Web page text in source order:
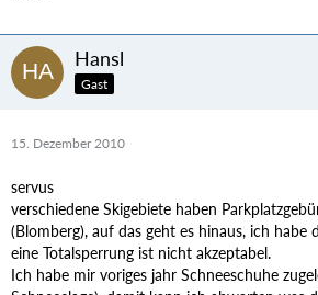
Hansl
Gast
15. Dezember 2010
servus
verschiedene Skigebiete haben
(Blomberg), auf das geht es hinaus, ich habe
eine Totalsperrung ist nicht akzeptabel.
Ich habe mir voriges jahr Schneeschuhe